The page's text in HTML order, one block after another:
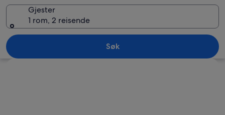
Gjester
1 rom, 2 reisende
Søk